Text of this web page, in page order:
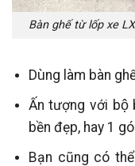
Bàn ghế từ lốp xe
Dùng làm bàn
Ấn tượng với bộ
bền đẹp, hay 1
Bạn cũng có